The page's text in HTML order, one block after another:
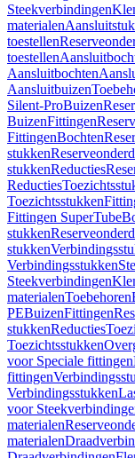
Steekverbindingen
materialen
toestellen
toestellen
Aansluitbochten
Aansluitbuizen
Silent-ProBuizen
BuizenFittingen
FittingenBochten
stukken
stukkenReducties
Reducties
Toezichtsstukken
Fittingen SuperTube
stukken
stukken
Verbindingsstukken
Steekverbindingen
materialenToebehoren
PEBuizenFittingen
stukkenReducties
Toezichtsstukken
voor Speciale fittingen
fittingen
Verbindingsstukken
voor
materialen
materialen